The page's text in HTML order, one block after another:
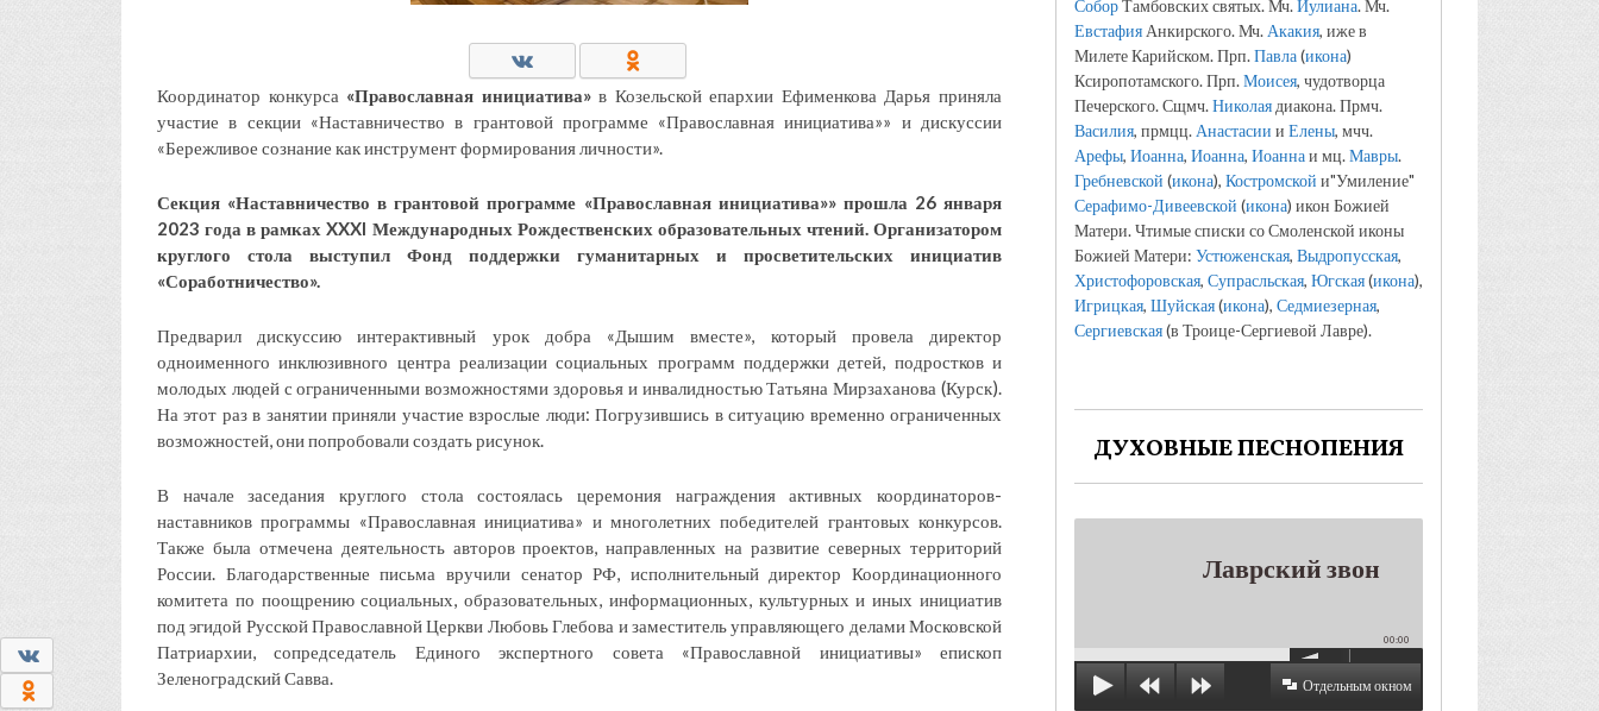
Координатор конкурса «Православная инициатива»в Козельской епархии Ефименкова Дарья приняла
участие в секции «Наставничество в грантовой программе «Православная инициатива»» и дискуссии
«Бережливое сознание как инструмент формирования личности».
Секция «Наставничество в грантовой программе «Православная инициатива»» прошла 26 января
2023 года в рамках XXXI Международных Рождественских образовательных чтений. Организатором
круглого стола выступил Фонд поддержки гуманитарных и просветительских инициатив
«Соработничество».
Предварил дискуссию интерактивный урок добра «Дышим вместе», который провела директор
одноименного инклюзивного центра реализации социальных программ поддержки детей, подростков и
молодых людей с ограниченными возможностями здоровья и инвалидностью Татьяна Мирзаханова (Курск).
На этот раз в занятии приняли участие взрослые люди: Погрузившись в ситуацию временно ограниченных
возможностей, они попробовали создать рисунок.
В начале заседания круглого стола состоялась церемония награждения активных координаторов-
наставников программы «Православная инициатива» и многолетних победителей грантовых конкурсов.
Также была отмечена деятельность авторов проектов, направленных на развитие северных территорий
России. Благодарственные письма вручили сенатор РФ, исполнительный директор Координационного
комитета по поощрению социальных, образовательных, информационных, культурных и иных инициатив
под эгидой Русской Православной Церкви Любовь Глебова и заместитель управляющего делами Московской
Патриархии, сопредседатель Единого экспертного совета «Православной инициативы» епископ
Зеленоградский Савва.
СоборТамбовских святых. Мч.Иулиана. Мч.
Евстафия Анкирского. Мч. Акакия, иже в
Милете Карийском. Прп.Павла(икона)
Ксиропотамского. Прп.Моисея, чудотворца
Печерского. Сщмч.Николая диакона. Прмч.
Василия, прмцц. Анастасии и Елены, мчч.
Арефы, Иоанна, Иоанна, Иоаннаи мц.Мавры.
Гребневской (икона), Костромской и"Умиление"
Серафимо-Дивеевской (икона) икон Божией
Матери. Чтимые списки со Смоленской иконы
Божией Матери: Устюженская, Выдропусская,
Христофоровская, Супрасльская, Югская(икона),
Игрицкая, Шуйская(икона), Седмиезерная,
Сергиевская(в Троице-Сергиевой Лавре).
ДУХОВНЫЕ ПЕСНОПЕНИЯ
Лаврский звон
00:00
Отдельным окном